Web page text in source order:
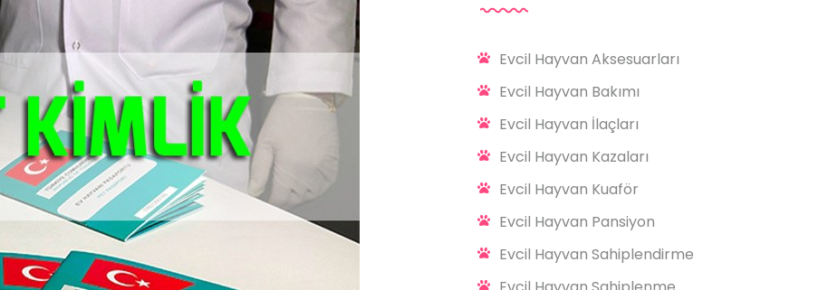
Evcil Hayvan Aksesuarları
Evcil Hayvan Bakımı
Evcil Hayvan İlaçları
Evcil Hayvan Kazaları
Evcil Hayvan Kuaför
Evcil Hayvan Pansiyon
Evcil Hayvan Sahiplendirme